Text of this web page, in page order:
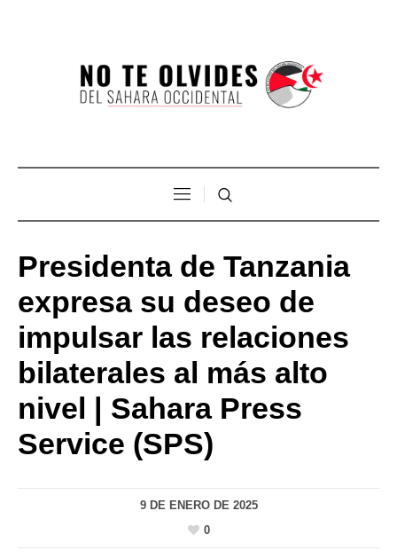
Presidenta de Tanzania
expresa su deseo de
impulsar las relaciones
bilaterales al más alto
nivel | Sahara Press
Service (SPS)
9 DE ENERO DE 2025
0